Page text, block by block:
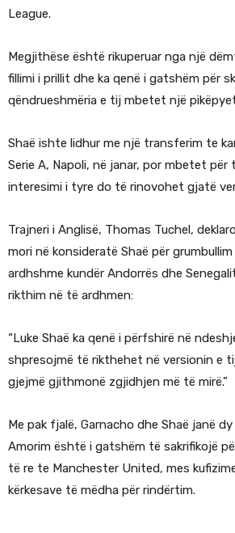
League.
Megjithëse është rikuperuar nga një
fillimi i prillit dhe ka qenë i gatshëm për
qëndrueshmëria e tij mbetet një
Shaë ishte lidhur me një transferim te
Serie A, Napoli, në janar, por mbetet për
interesimi i tyre do të rinovohet gjatë
Trajneri i Anglisë, Thomas Tuchel,
mori në konsideratë Shaë për
ardhshme kundër Andorrës dhe
rikthim në të ardhmen:
“Luke Shaë ka qenë i përfshirë në
shpresojmë të rikthehet në versionin e
gjejmë gjithmonë zgjidhjen më të mirë.”
Me pak fjalë, Garnacho dhe Shaë janë
Amorim është i gatshëm të sakrifikojë
të re te Manchester United, mes
kërkesave të mëdha për rindërtim.